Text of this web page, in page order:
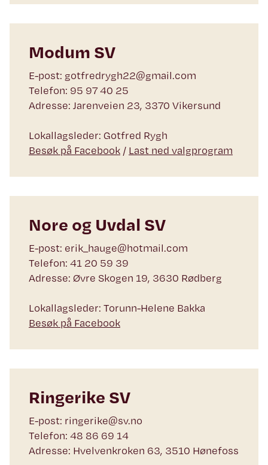
Modum SV
E-post: gotfredrygh22@gmail.com
Telefon: 95 97 40 25
Adresse: Jarenveien 23, 3370 Vikersund
Lokallagsleder: Gotfred Rygh
Besøk på Facebook / Last ned valgprogram
Nore og Uvdal SV
E-post: erik_hauge@hotmail.com
Telefon: 41 20 59 39
Adresse: Øvre Skogen 19, 3630 Rødberg
Lokallagsleder: Torunn-Helene Bakka
Besøk på Facebook
Ringerike SV
E-post: ringerike@sv.no
Telefon: 48 86 69 14
Adresse: Hvelvenkroken 63, 3510 Hønefoss